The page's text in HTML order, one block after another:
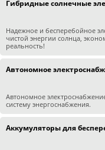
Гибридные солнечные
Надежное и бесперебойное
чистой энергии солнца,
реальность!
Автономное
Автономное
систему энергоснабжения.
Аккумуляторы для